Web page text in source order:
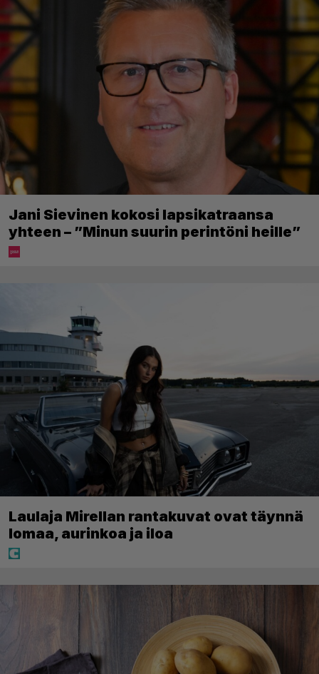
Jani Sievinen kokosi lapsikatraansa
yhteen – ”Minun suurin perintöni heille”
Laulaja Mirellan rantakuvat ovat täynnä
lomaa, aurinkoa ja iloa